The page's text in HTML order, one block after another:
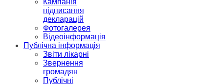
Кампанія
підписання
декларацій
Фотогалерея
Відеоінформація
Публічна інформація
Звіти лікарні
Звернення
громадян
Публічні